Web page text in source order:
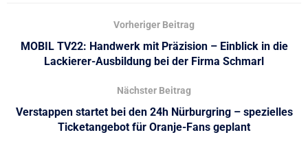
Vorheriger Beitrag
MOBIL TV22: Handwerk mit Präzision – Einblick in die
Lackierer-Ausbildung bei der Firma Schmarl
Nächster Beitrag
Verstappen startet bei den 24h Nürburgring – spezielles
Ticketangebot für Oranje-Fans geplant